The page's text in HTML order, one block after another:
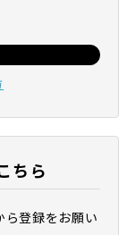
ちら
ら登録をお願い